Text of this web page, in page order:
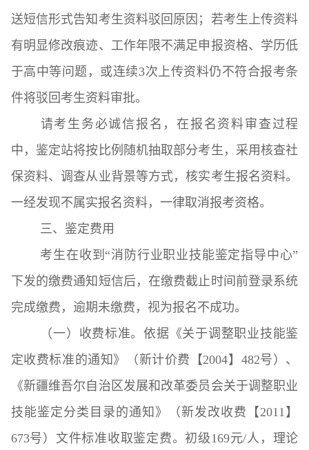
送短信形式告知考生资料驳回原因；若考生上传资料
有明显修改痕迹、工作年限不满足申报资格、学历低
于高中等问题，或连续3次上传资料仍不符合报考条
件将驳回考生资料审批。
请考生务必诚信报名，在报名资料审查过程
中，鉴定站将按比例随机抽取部分考生，采用核查社
保资料、调查从业背景等方式，核实考生报名资料。
一经发现不属实报名资料，一律取消报考资格。
三、鉴定费用
考生在收到“消防行业职业技能鉴定指导中心”
下发的缴费通知短信后，在缴费截止时间前登录系统
完成缴费，逾期未缴费，视为报名不成功。
（一）收费标准。依据《关于调整职业技能鉴
定收费标准的通知》（新计价费【2004】482号）、
《新疆维吾尔自治区发展和改革委员会关于调整职业
技能鉴定分类目录的通知》（新发改收费【2011】
673号）文件标准收取鉴定费。初级169元/人，理论